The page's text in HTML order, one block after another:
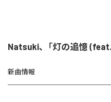
Natsuki、「灯の追憶
新曲情報